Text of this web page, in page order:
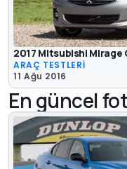
2017 Mitsubishi Mirage
ARAÇ TESTLERİ
11 Ağu 2016
En güncel